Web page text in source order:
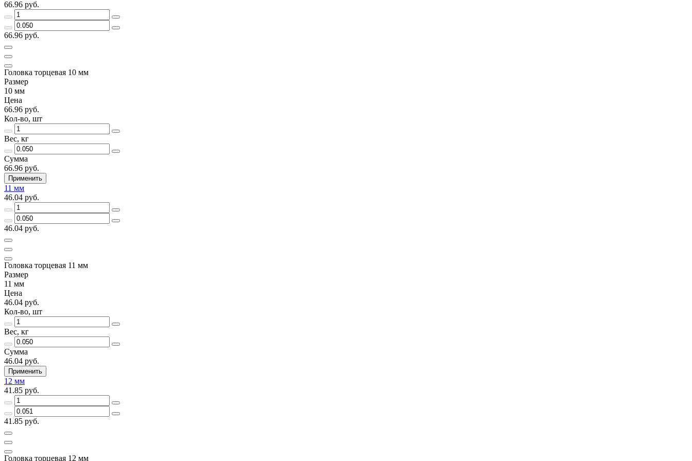
66.96 руб.
66.96 руб.
Головка торцевая 10 мм
Размер
10 мм
Цена
66.96 руб.
Кол-во, шт
Вес, кг
Сумма
66.96 руб.
Применить
11 мм
46.04 руб.
46.04 руб.
Головка торцевая 11 мм
Размер
11 мм
Цена
46.04 руб.
Кол-во, шт
Вес, кг
Сумма
46.04 руб.
Применить
12 мм
41.85 руб.
41.85 руб.
Головка торцевая 12 мм